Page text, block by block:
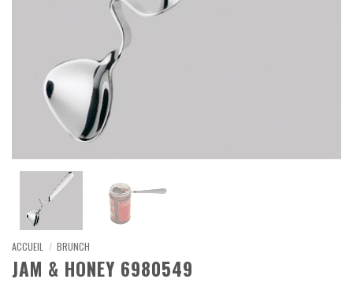
ACCUEIL / BRUNCH
JAM & HONEY 6980549